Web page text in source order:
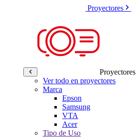
Proyectores
Proyectores
Ver todo en proyectores
Marca
Epson
Samsung
VTA
Acer
Tipo de Uso